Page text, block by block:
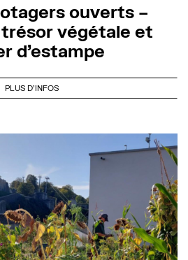
ouverts –
trésor végétale et
d’estampe
PLUS D'INFOS